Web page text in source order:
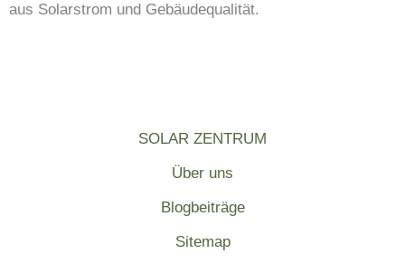
aus Solarstrom und Gebäudequalität.
SOLAR ZENTRUM
Über uns
Blogbeiträge
Sitemap